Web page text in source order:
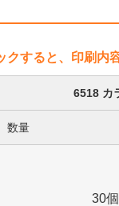
クすると、印刷内
6518 カ
数量
30個